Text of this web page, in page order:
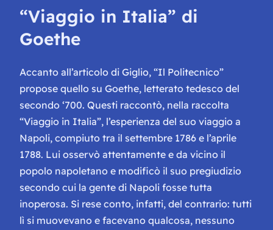
“Viaggio in Italia” di
Goethe
Accanto all’articolo di Giglio, “Il Politecnico”
propose quello su Goethe, letterato tedesco del
secondo ‘700. Questi raccontò, nella raccolta
“Viaggio in Italia”, l’esperienza del suo viaggio a
Napoli, compiuto tra il settembre 1786 e l’aprile
1788. Lui osservò attentamente e da vicino il
popolo napoletano e modificò il suo pregiudizio
secondo cui la gente di Napoli fosse tutta
inoperosa. Si rese conto, infatti, del contrario: tutti
lì si muovevano e facevano qualcosa, nessuno